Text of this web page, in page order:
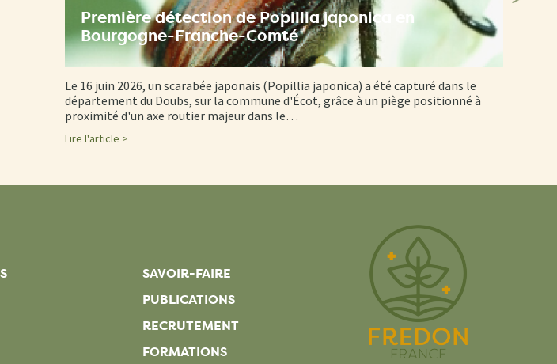
Première détection de Popillia japonica en
Bourgogne-Franche-Comté
Le 16 juin 2026, un scarabée japonais (Popillia japonica) a été capturé dans le
département du Doubs, sur la commune d'Écot, grâce à un piège positionné à
proximité d'un axe routier majeur dans le…
Lire l'article >
SAVOIR-FAIRE
PUBLICATIONS
RECRUTEMENT
FORMATIONS